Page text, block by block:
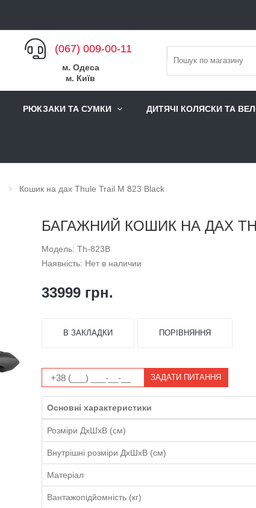
(067) 009-00-11
м. Одеса
м. Київ
РЮКЗАКИ ТА СУМКИ ДИТЯЧІ КОЛЯСКИ ТА
Кошик на дах Thule Trail M 823 Black
БАГАЖНИЙ КОШИК НА ДАХ
Модель: Th-823B
Наявність: Нет в наличии
33999 грн.
В ЗАКЛАДКИ ПОРІВНЯННЯ
ЗАДАТИ ПИТАННЯ
Основні характеристики
Розміри ДхШхВ (см)
Внутрішні розміри ДхШхВ (см)
Матеріал
Вантажопідйомність (кг)